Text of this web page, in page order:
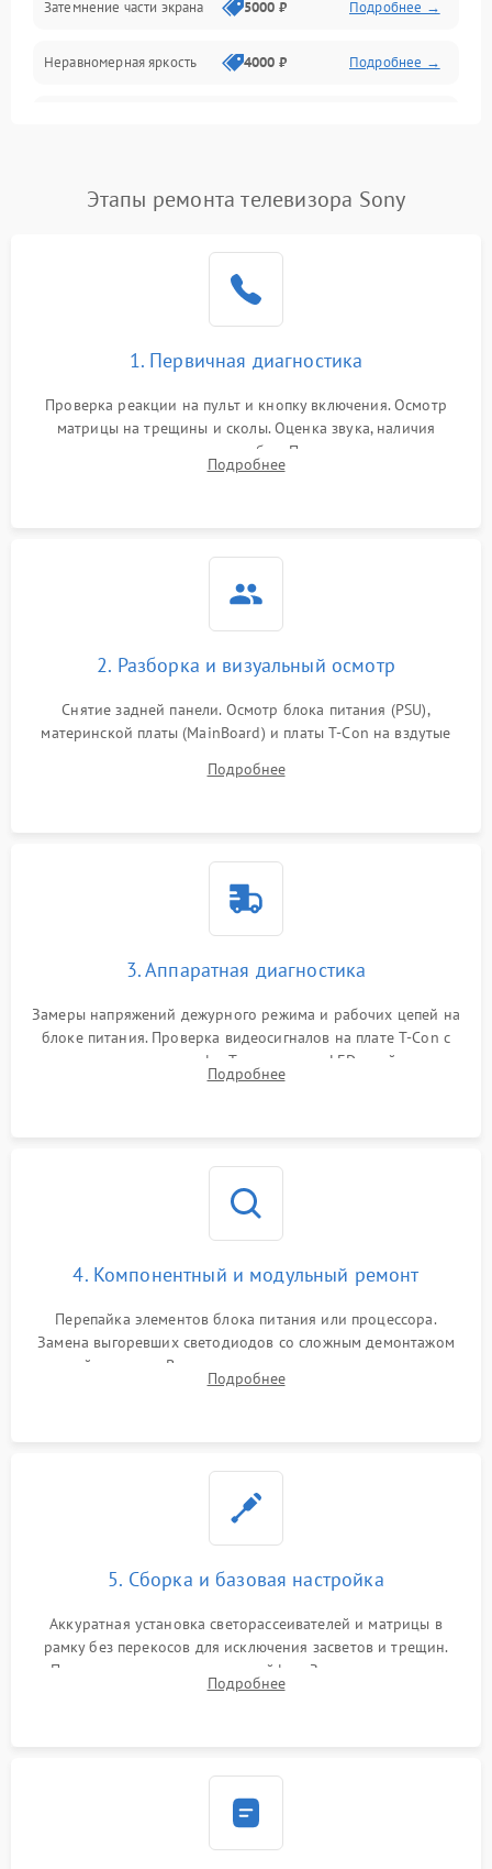
Сеть и подключения
Затемнение части экрана 5000 ₽ Подробнее →
Неравномерная яркость 4000 ₽ Подробнее →
Этапы ремонта телевизора Sony
1. Первичная диагностика
Проверка реакции на пульт и кнопку включения. Осмотр
матрицы на трещины и сколы. Оценка звука, наличия
подсветки и индикаторов ошибок. Подключение тестовых
источников сигнала для выявления симптомов поломки.
Подробнее
2. Разборка и визуальный осмотр
Снятие задней панели. Осмотр блока питания (PSU),
материнской платы (MainBoard) и платы T-Con на вздутые
Проверка надежности фиксации и целостности шлейфов.
Подробнее
3. Аппаратная диагностика
Замеры напряжений дежурного режима и рабочих цепей на
блоке питания. Проверка видеосигналов на плате T-Con с
помощью осциллографа. Тестирование LED-драйвера и
светодиодных планок подсветки мультиметром.
Подробнее
4. Компонентный и модульный ремонт
Перепайка элементов блока питания или процессора.
Замена выгоревших светодиодов со сложным демонтажом
хрупкой матрицы. Восстановление поврежденных дорожек,
прошивка микросхем памяти EEPROM
Подробнее
5. Сборка и базовая настройка
Аккуратная установка светорассеивателей и матрицы в
рамку без перекосов для исключения засветов и трещин.
Подключение внутренних шлейфов. Закрытие корпуса.
Сброс настроек и обновление программного обеспечения.
Подробнее